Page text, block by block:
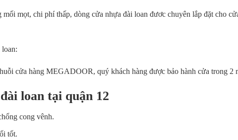
mọt, chi phí thấp, dòng cửa nhựa đài loan đươc chuyên lắp đặt cho
loan:
cửa hàng MEGADOOR, quý khách hàng được bảo hành cửa trong 2
loan tại quận 12
cong vênh.
tốt.